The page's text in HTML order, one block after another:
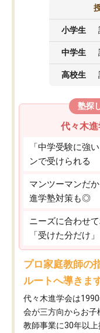
小学生
中学生
高校生
塾探
代々木
「中学受験に強
ンで受けられる
マンツーマンだ
進学塾対策も◎
ニーズに合わせ
「受けた分だけ」
プロ家庭教師の
ルートへ導きます
代々木進学会は
会が三方向からお子
教師事業に30年以